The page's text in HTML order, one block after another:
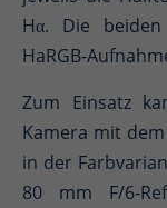
Hα. Die
HaRGB-
Zum Einsatz
Kamera mit
in der
80 mm F/6-